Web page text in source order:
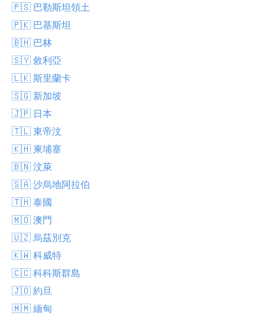
🇵🇸 巴勒斯坦領土
🇵🇰 巴基斯坦
🇧🇭 巴林
🇸🇾 敘利亞
🇱🇰 斯里蘭卡
🇸🇬 新加坡
🇯🇵 日本
🇹🇱 東帝汶
🇰🇭 柬埔寨
🇧🇳 汶萊
🇸🇦 沙烏地阿拉伯
🇹🇭 泰國
🇲🇴 澳門
🇺🇿 烏茲別克
🇰🇼 科威特
🇨🇨 科科斯群島
🇯🇴 約旦
🇲🇲 緬甸